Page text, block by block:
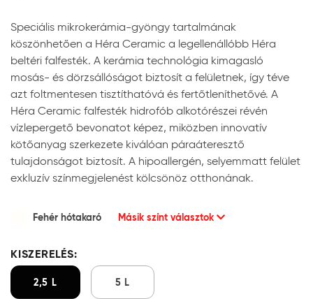
Speciális mikrokerámia-gyöngy tartalmának
köszönhetően a Héra Ceramic a legellenállóbb Héra
beltéri falfesték. A kerámia technológia kimagasló
mosás- és dörzsállóságot biztosít a felületnek, így téve
azt foltmentesen tisztíthatóvá és fertőtleníthetővé. A
Héra Ceramic falfesték hidrofób alkotórészei révén
vízlepergető bevonatot képez, miközben innovatív
kötőanyag szerkezete kiválóan páraáteresztő
tulajdonságot biztosít. A hipoallergén, selyemmatt felület
exkluzív színmegjelenést kölcsönöz otthonának.
Fehér hótakaró Másik színt választok
KISZERELÉS:
2,5 L 5 L